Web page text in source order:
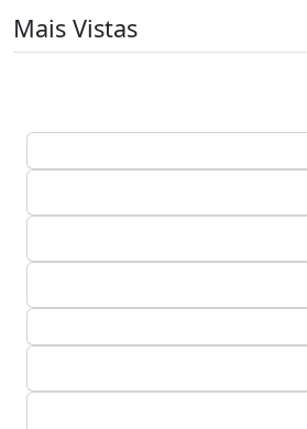
Mais Vistas